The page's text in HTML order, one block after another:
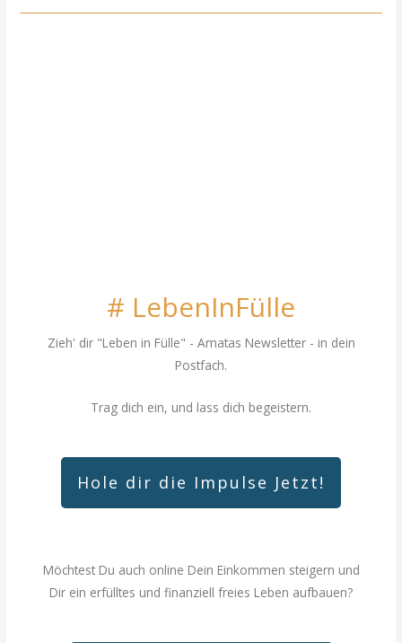
# LebenInFülle
Zieh' dir "Leben in Fülle" - Amatas Newsletter - in dein
Postfach.
Trag dich ein, und lass dich begeistern.
Hole dir die Impulse Jetzt!
Möchtest Du auch online Dein Einkommen steigern und
Dir ein erfülltes und finanziell freies Leben aufbauen?